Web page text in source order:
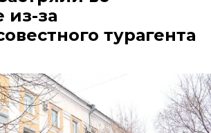
из-за
турагента